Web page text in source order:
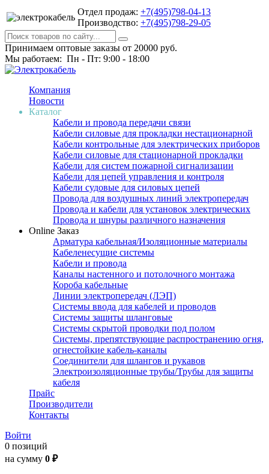
Отдел продаж: +7(495)798-04-13
Производство: +7(495)798-29-05
Принимаем оптовые заказы от 20000 руб.
Мы работаем: Пн - Пт: 9:00 - 18:00
Компания
Новости
Каталог
Кабели и провода передачи связи
Кабели силовые для прокладки нестационарной
Кабели контрольные для электрических приборов
Кабели силовые для стационарной прокладки
Кабели для систем пожарной сигнализации
Кабели для цепей управления и контроля
Кабели судовые для силовых цепей
Провода для воздушных линий электропередач
Провода и кабели для установок электрических
Провода и шнуры различного назначения
Online Заказ
Арматура кабельная/Изоляционные материалы
Кабеленесущие системы
Кабели и провода
Каналы настенного и потолочного монтажа
Короба кабельные
Линии электропередач (ЛЭП)
Системы ввода для кабелей и проводов
Системы защиты шланговые
Системы скрытой проводки под полом
Системы, препятствующие распространению огня,
огнестойкие кабель-каналы
Соединители для шлангов и рукавов
Электроизоляционные трубы/Трубы для защиты
кабеля
Прайс
Производители
Контакты
Войти
0 позиций
на сумму 0 ₽